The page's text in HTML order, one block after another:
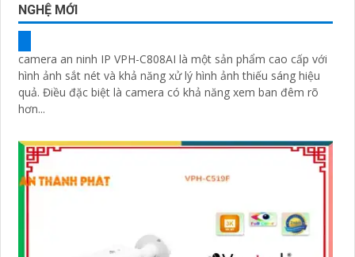
NGHỆ MỚI
camera an ninh IP VPH-C808AI là một sản phẩm cao cấp với
hình ảnh sắt nét và khả năng xử lý hình ảnh thiếu sáng hiệu
quả. Điều đặc biệt là camera có khả năng xem ban đêm rõ
hơn...